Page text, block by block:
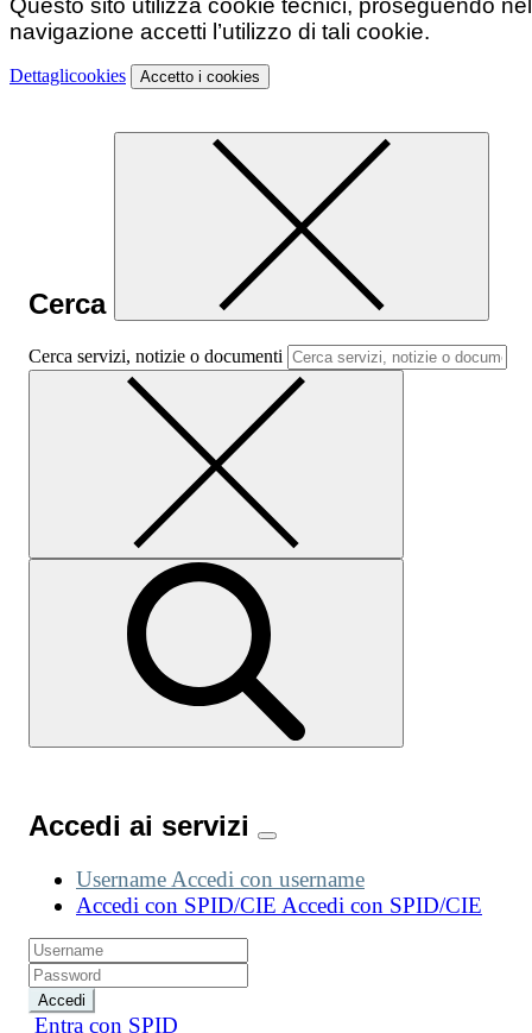
Questo sito utilizza cookie tecnici, proseguendo
navigazione accetti l’utilizzo di tali cookie.
Dettaglicookies Accetto i cookies
Cerca
Cerca servizi, notizie o documenti
Accedi ai servizi
Username Accedi con username
Accedi con SPID/CIE Accedi con SPID/CIE
Accedi
Entra con SPID